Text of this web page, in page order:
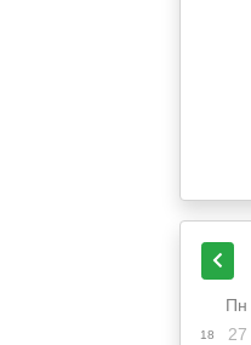
Пн
18 27